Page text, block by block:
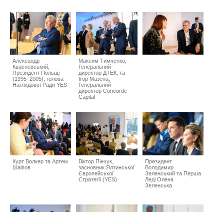
Александр
Квасневський,
Президент Польщі
(1995–2005), голова
Наглядової Ради YES
Максим Тимченко,
Генеральний
директор ДТЕК, та
Ігор Мазепа,
Генеральний
директор Concorde
Capital
Курт Волкер та Артем
Шаіпов
Віктор Пінчук,
засновник Ялтинської
Європейської
Стратегії (YES)
Президент
Володимир
Зеленський та Перша
Леді Олена
Зеленська